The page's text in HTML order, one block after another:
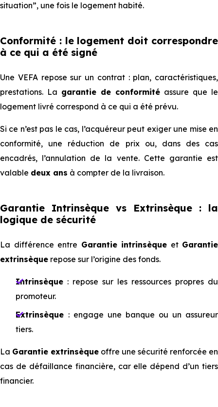
situation”, une fois le logement habité.
Conformité : le logement doit correspondre
à ce qui a été signé
Une VEFA repose sur un contrat : plan, caractéristiques,
prestations. La garantie de conformité assure que le
logement livré correspond à ce qui a été prévu.
Si ce n’est pas le cas, l’acquéreur peut exiger une mise en
conformité, une réduction de prix ou, dans des cas
encadrés, l’annulation de la vente. Cette garantie est
valable deux ans à compter de la livraison.
Garantie Intrinsèque vs Extrinsèque : la
logique de sécurité
La différence entre Garantie intrinsèque et Garantie
extrinsèque repose sur l’origine des fonds.
Intrinsèque : repose sur les ressources propres du
promoteur.
Extrinsèque : engage une banque ou un assureur
tiers.
La Garantie extrinsèque offre une sécurité renforcée en
cas de défaillance financière, car elle dépend d’un tiers
financier.